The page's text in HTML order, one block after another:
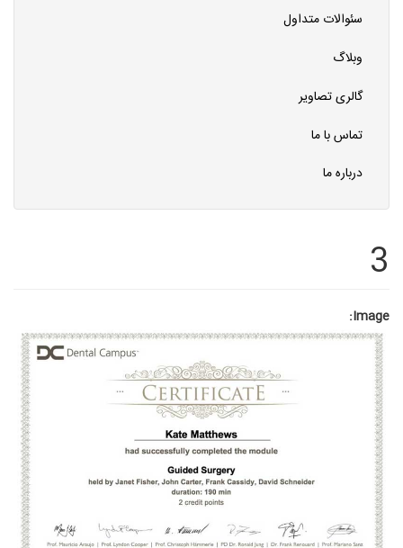
سئوالات متداول
وبلاگ
گالری تصاویر
تماس با ما
درباره ما
3
Image: